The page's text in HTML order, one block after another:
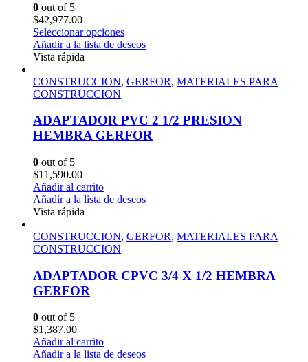
0 out of 5
$42,977.00
Seleccionar opciones
Añadir a la lista de deseos
Vista rápida
CONSTRUCCION, GERFOR, MATERIALES PARA
CONSTRUCCION
ADAPTADOR PVC 2 1/2 PRESION
HEMBRA GERFOR
0 out of 5
$11,590.00
Añadir al carrito
Añadir a la lista de deseos
Vista rápida
CONSTRUCCION, GERFOR, MATERIALES PARA
CONSTRUCCION
ADAPTADOR CPVC 3/4 X 1/2 HEMBRA
GERFOR
0 out of 5
$1,387.00
Añadir al carrito
Añadir a la lista de deseos